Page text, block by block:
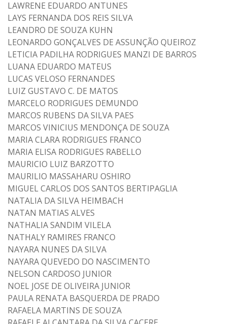
LAWRENE EDUARDO ANTUNES
LAYS FERNANDA DOS REIS SILVA
LEANDRO DE SOUZA KUHN
LEONARDO GONÇALVES DE ASSUNÇÃO QUEIROZ
LETICIA PADILHA RODRIGUES MANZI DE BARROS
LUANA EDUARDO MATEUS
LUCAS VELOSO FERNANDES
LUIZ GUSTAVO C. DE MATOS
MARCELO RODRIGUES DEMUNDO
MARCOS RUBENS DA SILVA PAES
MARCOS VINICIUS MENDONÇA DE SOUZA
MARIA CLARA RODRIGUES FRANCO
MARIA ELISA RODRIGUES RABELLO
MAURICIO LUIZ BARZOTTO
MAURILIO MASSAHARU OSHIRO
MIGUEL CARLOS DOS SANTOS BERTIPAGLIA
NATALIA DA SILVA HEIMBACH
NATAN MATIAS ALVES
NATHALIA SANDIM VILELA
NATHALY RAMIRES FRANCO
NAYARA NUNES DA SILVA
NAYARA QUEVEDO DO NASCIMENTO
NELSON CARDOSO JUNIOR
NOEL JOSE DE OLIVEIRA JUNIOR
PAULA RENATA BASQUERDA DE PRADO
RAFAELA MARTINS DE SOUZA